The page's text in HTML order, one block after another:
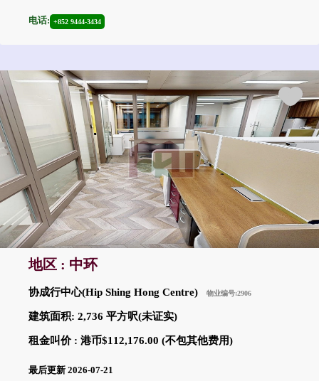
电话: +852 9444-3434
地区 : 中环
协成行中心(Hip Shing Hong Centre) 物业编号:2906
建筑面积: 2,736 平方呎(未证实)
租金叫价 : 港币$112,176.00 (不包其他费用)
最后更新 2026-07-21